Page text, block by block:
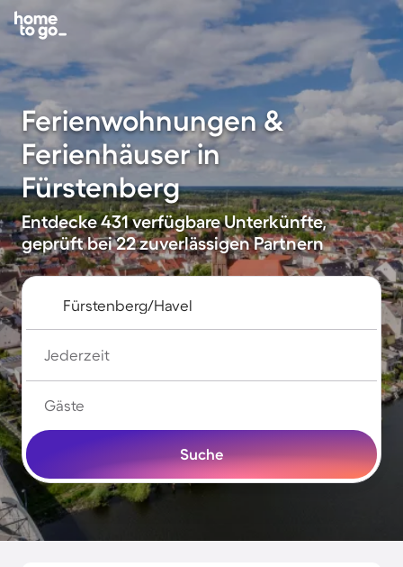
Ferienwohnungen &
Ferienhäuser in
Fürstenberg
Entdecke 431 verfügbare Unterkünfte,
geprüft bei 22 zuverlässigen Partnern
Jederzeit
Gäste
Suche